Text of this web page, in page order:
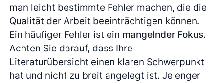
man leicht bestimmte Fehler machen, die die
Qualität der Arbeit beeinträchtigen können.
Ein häufiger Fehler ist ein mangelnder Fokus.
Achten Sie darauf, dass Ihre
Literaturübersicht einen klaren Schwerpunkt
hat und nicht zu breit angelegt ist. Je enger